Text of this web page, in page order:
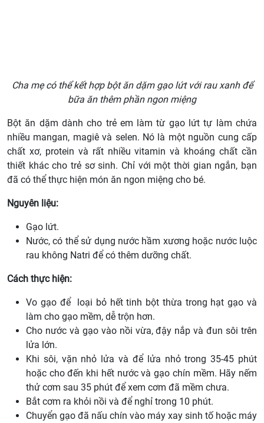
Cha mẹ có thể kết hợp bột ăn dặm gạo lứt với rau xanh để
bữa ăn thêm phần ngon miệng
Bột ăn dặm dành cho trẻ em làm từ gạo lứt tự làm chứa
nhiều mangan, magiê và selen. Nó là một nguồn cung cấp
chất xơ, protein và rất nhiều vitamin và khoáng chất cần
thiết khác cho trẻ sơ sinh. Chỉ với một thời gian ngắn, bạn
đã có thể thực hiện món ăn ngon miệng cho bé.
Nguyên liệu:
Gạo lứt.
Nước, có thể sử dụng nước hầm xương hoặc nước luộc
rau không Natri để có thêm dưỡng chất.
Cách thực hiện:
Vo gạo để loại bỏ hết tinh bột thừa trong hạt gạo và
làm cho gạo mềm, dễ trộn hơn.
Cho nước và gạo vào nồi vừa, đậy nắp và đun sôi trên
lửa lớn.
Khi sôi, vặn nhỏ lửa và để lửa nhỏ trong 35-45 phút
hoặc cho đến khi hết nước và gạo chín mềm. Hãy nếm
thử cơm sau 35 phút để xem cơm đã mềm chưa.
Bắt cơm ra khỏi nồi và để nghỉ trong 10 phút.
Chuyển gạo đã nấu chín vào máy xay sinh tố hoặc máy